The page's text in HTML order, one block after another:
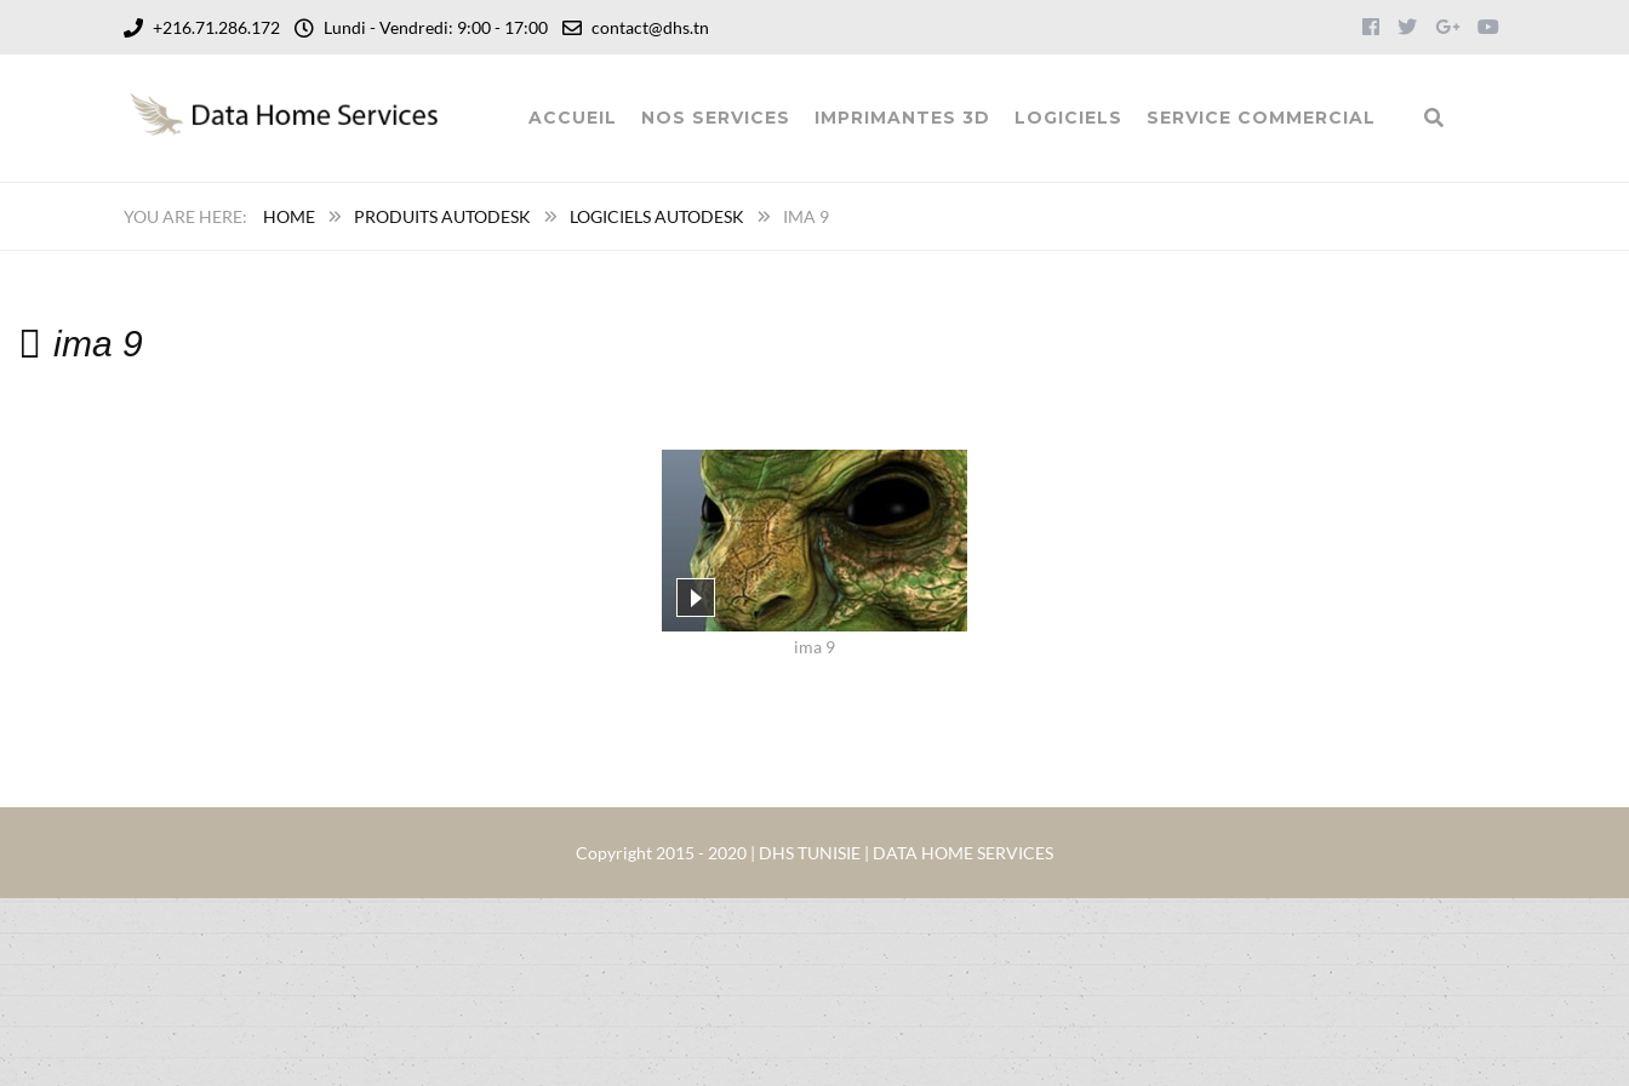
+216.71.286.172 Lundi - Vendredi: 9:00 - 17:00 contact@dhs.tn
ACCUEIL NOS SERVICES IMPRIMANTES 3D LOGICIELS SERVICE COMMERCIAL
HOME PRODUITS AUTODESK LOGICIELS AUTODESK IMA 9
ima 9
ima 9
Copyright 2015 - 2020 | DHS TUNISIE | DATA HOME SERVICES